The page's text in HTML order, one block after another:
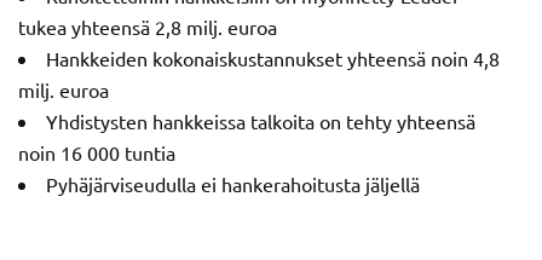
tukea yhteensä 2,8 milj. euroa
Hankkeiden kokonaiskustannukset yhteensä noin 4,8
milj. euroa
Yhdistysten hankkeissa talkoita on tehty yhteensä
noin 16 000 tuntia
Pyhäjärviseudulla ei hankerahoitusta jäljellä